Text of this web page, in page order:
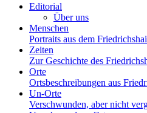
Editorial
Über uns
Menschen
Portraits aus dem
Zeiten
Zur Geschichte des
Orte
Ortsbeschreibungen aus
Un-Orte
Verschwunden, aber nicht